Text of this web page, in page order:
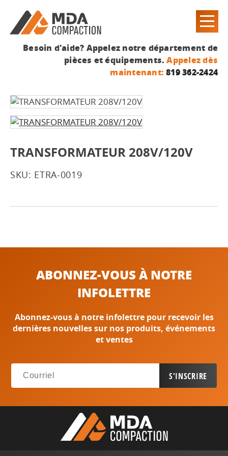
Besoin d'aide? Appelez notre département de
pièces et équipements.Appelez dès
maintenant: 819 362-2424
TRANSFORMATEUR 208V/120V
SKU: ETRA-0019
ABONNEZ-VOUS À NOTRE
INFOLETTRE
Abonnez-vous à notre infolettre pour recevoir les
dernières nouvelles sur nos produits, événements
et ventes